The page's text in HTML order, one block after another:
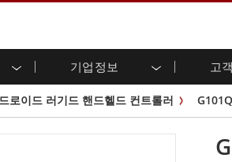
기업정보 고
스플레이
CAP)
임
실외 디스플레이
G-WIN 시리즈 /
산업용
HMI(P-CAP
산업용 패널
산업용 패
에너지,
식품 및
창고 및
계 시민권
센터 고객 서비
유
제품 변경
널 VR 엑스
로이드 러기드 핸드헬드 컨트롤러